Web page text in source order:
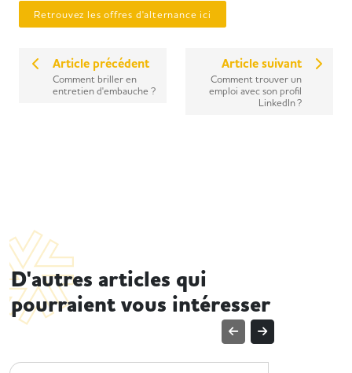
Retrouvez les offres d'alternance ici
Article précédent
Comment briller en
entretien d'embauche ?
Article suivant
Comment trouver un
emploi avec son profil
LinkedIn ?
D'autres articles qui
pourraient vous intéresser